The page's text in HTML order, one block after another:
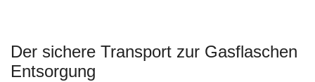
Der sichere Transport zur Gasflaschen
Entsorgung